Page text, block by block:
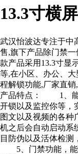
13.3寸横
武汉怡波达专注于中
售,旗下产品除门禁
款产品采用13.3寸显
等,在小区、办公、
程解锁功能,厂家直
产品特点： 1、能
开锁以及监控你等
图文以及视频的各
机之后会自动启动
目防伪以及活体检测
5、门禁功能，能